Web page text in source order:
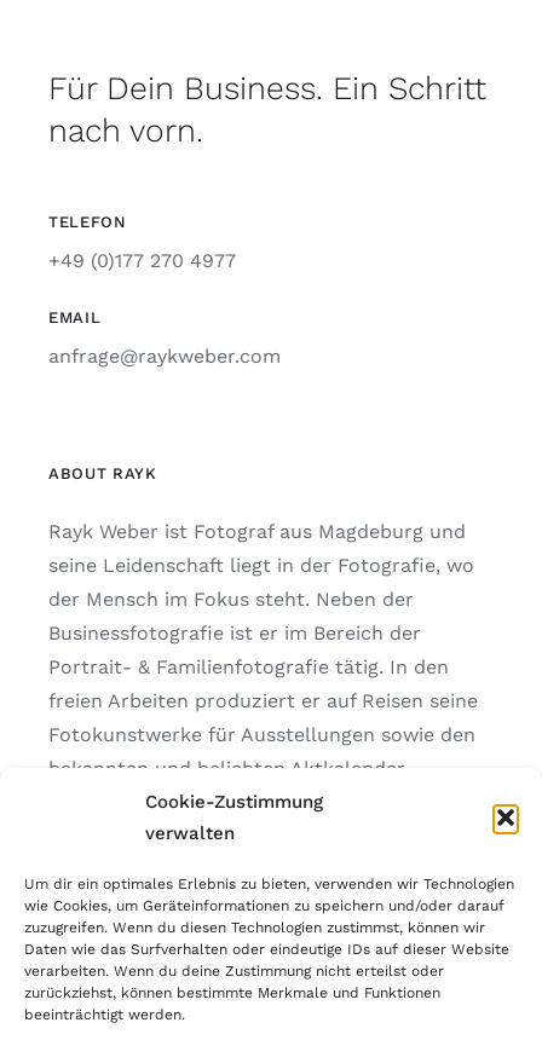
Cookie-Zustimmung
verwalten
Um dir ein optimales Erlebnis zu bieten, verwenden wir Technologien
wie Cookies, um Geräteinformationen zu speichern und/oder darauf
zuzugreifen. Wenn du diesen Technologien zustimmst, können wir
Daten wie das Surfverhalten oder eindeutige IDs auf dieser Website
verarbeiten. Wenn du deine Zustimmung nicht erteilst oder
zurückziehst, können bestimmte Merkmale und Funktionen
beeinträchtigt werden.
Für Dein Business. Ein Schritt
nach vorn.
TELEFON
+49 (0)177 270 4977
EMAIL
anfrage@raykweber.com
ABOUT RAYK
Rayk Weber ist Fotograf aus Magdeburg und
seine Leidenschaft liegt in der Fotografie, wo
der Mensch im Fokus steht. Neben der
Businessfotografie ist er im Bereich der
Portrait- & Familienfotografie tätig. In den
freien Arbeiten produziert er auf Reisen seine
Fotokunstwerke für Ausstellungen sowie den
bekannten und beliebten Aktkalender
„Hautfreundli.ch“.
IMPRESSUM
DATENSCHUTZERKLÄRUNG
COOKIE-RICHTLINIE (EU)